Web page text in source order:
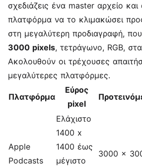
σχεδιάζεις ένα master αρχείο
πλατφόρμα να το κλιμακώσει
στη μεγαλύτερη προδιαγραφή, που
3000 pixels, τετράγωνο, RGB,
Ακολουθούν οι τρέχουσες
μεγαλύτερες πλατφόρμες.
Πλατφόρμα
Εύρος
pixel
Apple
Podcasts
Ελάχιστο
1400 x
1400 έως
μέγιστο
3000 x